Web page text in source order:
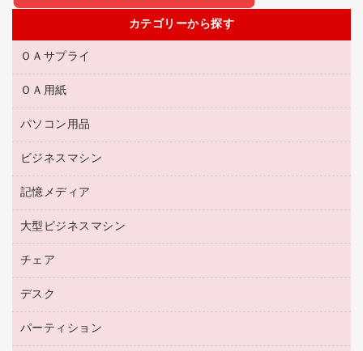
カテゴリーから探す
ＯＡサプライ
互換インクカートリッジ
リサイクルトナー（プール方式）
リサイクルインクカートリッジ
プリンタ用リボン
トナーカートリッジ
コピートナー
インクカートリッジ
ＯＡ用紙
名刺用紙
ワープロ用紙
ラベル用紙
プロッター用紙
ハガキ用紙
その他コピー用紙・プリンタ用紙
コピー用紙
パソコン用品
パソコン周辺機器
マウスパッド
マウス
パソコンバッグ／収納用品
ネットワーク／ＬＡＮ機器
ネットワーク／ＬＡＮアクセサリー
ビジネスマシン
電話機
レーザープリンタ／複合機
メモリーカード
プロジェクタ
ファクシミリ
デジタルカメラ
記憶メディア
ブルーレイディスク
ＣＤ－ＲＷ
ＣＤ－Ｒ
メディア収納用品
大型ビジネスマシン
プリンタ
チェア
応接イス・ベンチ
オフィスチェア
デスク
ミーティングテーブル
パーティション